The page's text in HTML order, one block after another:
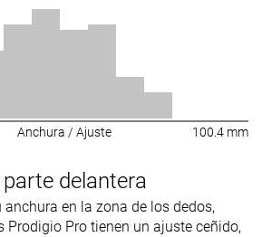
Anchura / Ajuste 100.4 mm
delantera
en la zona de los dedos,
Prodigio Pro tienen un ajuste ceñido,